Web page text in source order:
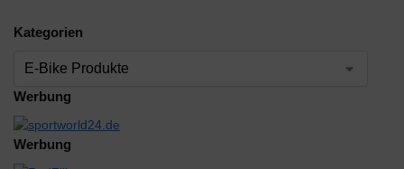
Kategorien
Werbung
Werbung